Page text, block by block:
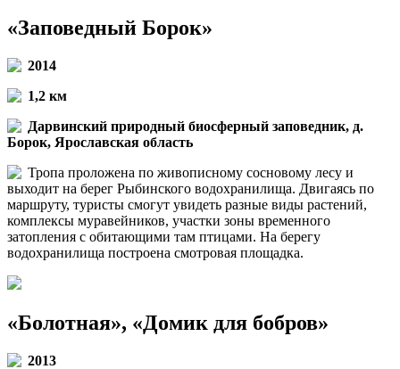
«Заповедный Борок»
2014
1,2 км
Дарвинский природный биосферный заповедник, д.
Борок, Ярославская область
Тропа проложена по живописному сосновому лесу и
выходит на берег Рыбинского водохранилища. Двигаясь по
маршруту, туристы смогут увидеть разные виды растений,
комплексы муравейников, участки зоны временного
затопления с обитающими там птицами. На берегу
водохранилища построена смотровая площадка.
«Болотная», «Домик для бобров»
2013